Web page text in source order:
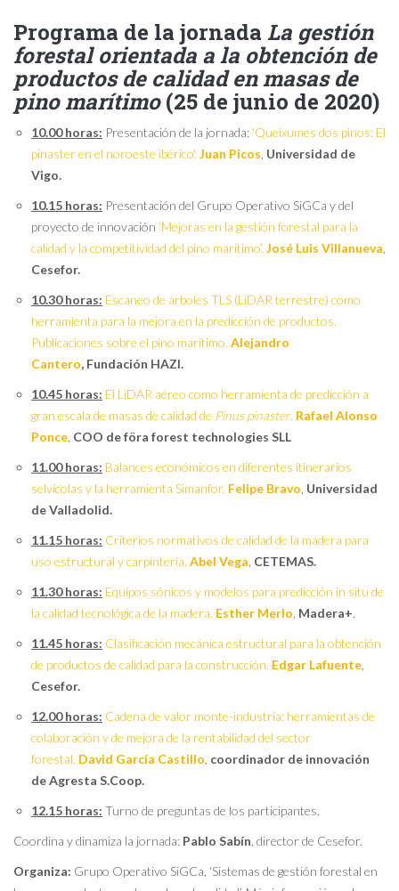
Programa de la jornada La gestión
forestal orientada a la obtención de
productos de calidad en masas de
pino marítimo(25 de junio de 2020)
10.00 horas: Presentación de la jornada: 'Queixumes dos pinos: El
pinaster en el noroeste ibérico'. Juan Picos Universidad de
Vigo.
10.15 horas: Presentación del Grupo Operativo SiGCa y del
proyecto de innovación ‘Mejoras en la gestión forestal para la
calidad y la competitividad del pino marítimo’. José Luis Villanueva
Cesefor.
10.30 horas: Escaneo de árboles TLS (LiDAR terrestre) como
herramienta para la mejora en la predicción de productos.
Publicaciones sobre el pino marítimo. Alejandro
Cantero, Fundación HAZI.
10.45 horas: El LiDAR aéreo como herramienta de predicción a
gran escala de masas de calidad de Pinus pinaster. Rafael Alonso
Ponce COO de föra forest technologies SLL
11.00 horas: Balances económicos en diferentes itinerarios
selvícolas y la herramienta Simanfor. Felipe Bravo Universidad
de Valladolid.
11.15 horas: Criterios normativos de calidad de la madera para
uso estructural y carpintería. Abel Vega CETEMAS.
11.30 horas: Equipos sónicos y modelos para predicción in situ de
la calidad tecnológica de la madera. Esther Merlo Madera+.
11.45 horas: Clasificación mecánica estructural para la obtención
de productos de calidad para la construcción. Edgar Lafuente
Cesefor.
12.00 horas: Cadena de valor monte-industria: herramientas de
colaboración y de mejora de la rentabilidad del sector
forestal. David García Castillo coordinador de innovación
de Agresta S.Coop.
12.15 horas: Turno de preguntas de los participantes.
Coordina y dinamiza la jornada: Pablo Sabín , director de Cesefor.
Organiza: Grupo Operativo SiGCa, ‘Sistemas de gestión forestal en